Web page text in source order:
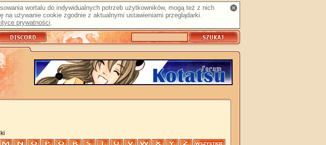
wortalu do indywidualnych potrzeb użytkowników, mogą też z nich
używanie cookie zgodnie z aktualnymi ustawieniami przeglądarki.
prywatności.